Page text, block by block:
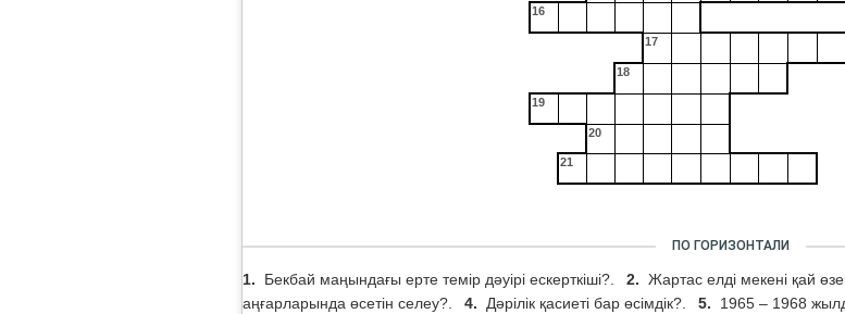
16
17
18
19
20
21
ПО ГОРИЗОНТАЛИ
1. Бекбай маңындағы ерте темір дәуірі ескерткіші?. 2. Жартас елді мекені қай
аңғарларында өсетін селеу?.
4. Дәрілік қасиеті бар өсімдік?. 5. 1965 – 1968